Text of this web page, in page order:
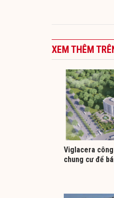
XEM THÊM
Viglacera
chung cư để